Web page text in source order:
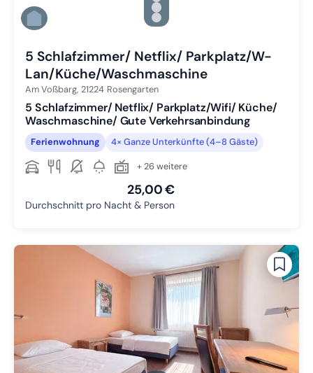
Zu Slide 4 wechseln
Zu Slide 5 wechseln
Zu Slide 6 wechseln
5 Schlafzimmer/ Netflix/ Parkplatz/W-
Lan/Küche/Waschmaschine
Am Voßbarg, 21224 Rosengarten
5 Schlafzimmer/ Netflix/ Parkplatz/Wifi/ Küche/
Waschmaschine/ Gute Verkehrsanbindung
Ferienwohnung 4× Ganze Unterkünfte (4–8 Gäste)
+ 26 weitere
25,00 €
Durchschnitt pro Nacht & Person